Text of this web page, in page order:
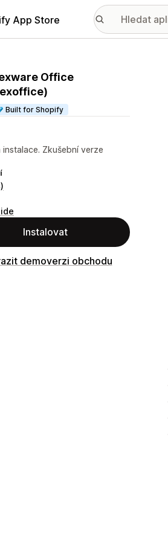
App Store
Office
Built for Shopify
instalace. Zkušební verze
Instalovat
demoverzi obchodu